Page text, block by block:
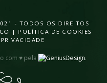
- TODOS OS DIREITOS
| POLÍTICA DE COOKIES
com ♥ pela .